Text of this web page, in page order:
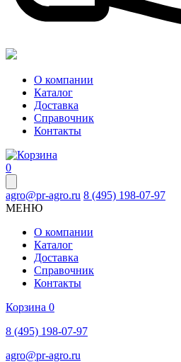
О компании
Каталог
Доставка
Справочник
Контакты
0
agro@pr-agro.ru 8 (495) 198-07-97
МЕНЮ
О компании
Каталог
Доставка
Справочник
Контакты
Корзина 0
8 (495) 198-07-97
agro@pr-agro.ru